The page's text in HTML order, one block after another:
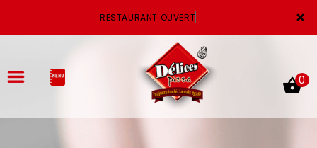
×
RESTAURANT OUVERT
0